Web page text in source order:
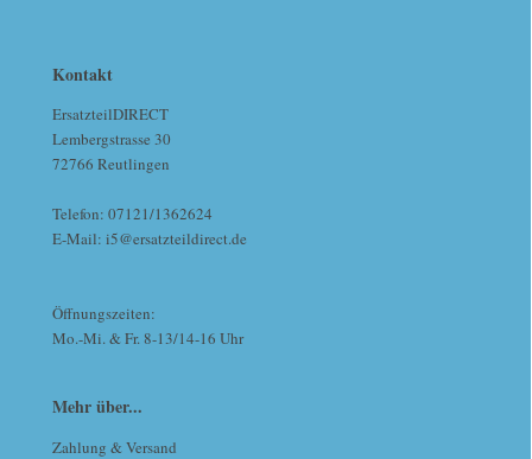
Kontakt
ErsatzteilDIRECT
Lembergstrasse 30
72766 Reutlingen
Telefon: 07121/1362624
E-Mail: i5@ersatzteildirect.de
Öffnungszeiten:
Mo.-Mi. & Fr. 8-13/14-16 Uhr
Mehr über...
Zahlung & Versand